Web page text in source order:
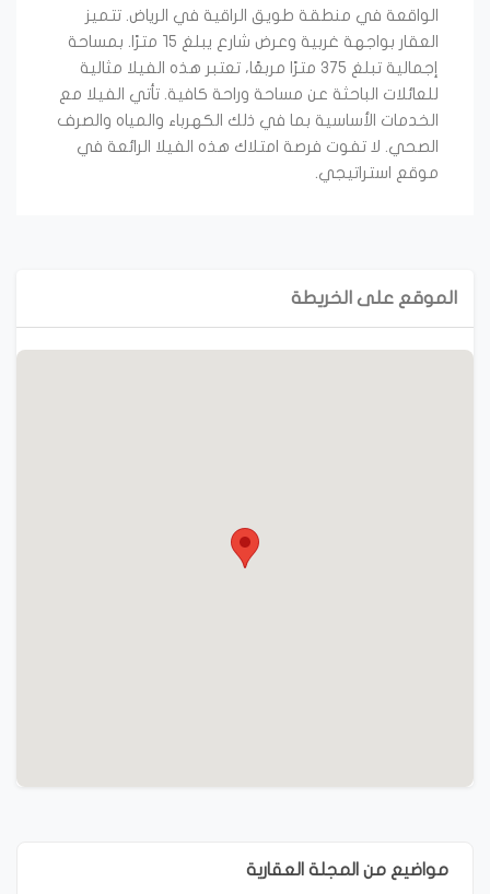
الواقعة في منطقة طويق الراقية في الرياض. تتميز
العقار بواجهة غربية وعرض شارع يبلغ ١٥ مترًا. بمساحة
إجمالية تبلغ ٣٧٥ مترًا مربعًا، تعتبر هذه الفيلا مثالية
للعائلات الباحثة عن مساحة وراحة كافية. تأتي الفيلا مع
الخدمات الأساسية بما في ذلك الكهرباء والمياه والصرف
الصحي. لا تفوت فرصة امتلاك هذه الفيلا الرائعة في
موقع استراتيجي.
الموقع على الخريطة
مواضيع من المجلة العقارية